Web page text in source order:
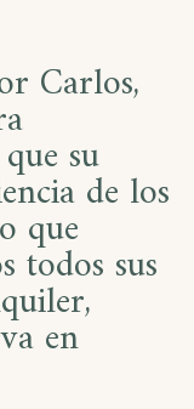
Carlos,
su
de los
que
todos sus
en